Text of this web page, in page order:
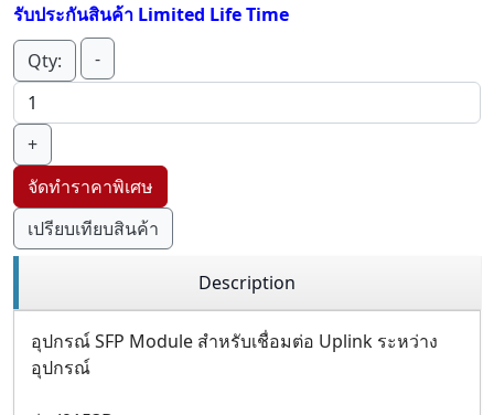
รับประกันสินค้า Limited Life Time
Qty:
-
+
จัดทำราคาพิเศษ
เปรียบเทียบสินค้า
Description
อุปกรณ์ SFP Module สำหรับเชื่อมต่อ Uplink ระหว่าง
อุปกรณ์